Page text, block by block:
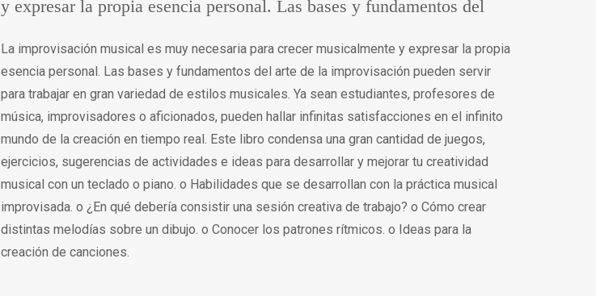
y expresar la propia esencia personal. Las bases y fundamentos del
La improvisación musical es muy necesaria para crecer musicalmente y expresar la propia
esencia personal. Las bases y fundamentos del arte de la improvisación pueden servir
para trabajar en gran variedad de estilos musicales. Ya sean estudiantes, profesores de
música, improvisadores o aficionados, pueden hallar infinitas satisfacciones en el infinito
mundo de la creación en tiempo real. Este libro condensa una gran cantidad de juegos,
ejercicios, sugerencias de actividades e ideas para desarrollar y mejorar tu creatividad
musical con un teclado o piano. o Habilidades que se desarrollan con la práctica musical
improvisada. o ¿En qué debería consistir una sesión creativa de trabajo? o Cómo crear
distintas melodías sobre un dibujo. o Conocer los patrones rítmicos. o Ideas para la
creación de canciones.